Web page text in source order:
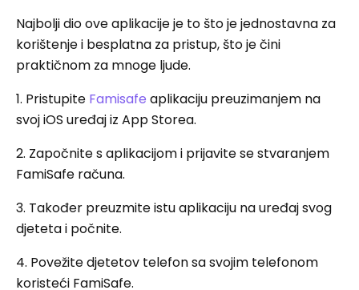
Najbolji dio ove aplikacije je to što je jednostavna za
korištenje i besplatna za pristup, što je čini
praktičnom za mnoge ljude.
1. Pristupite Famisafe aplikaciju preuzimanjem na
svoj iOS uređaj iz App Storea.
2. Započnite s aplikacijom i prijavite se stvaranjem
FamiSafe računa.
3. Također preuzmite istu aplikaciju na uređaj svog
djeteta i počnite.
4. Povežite djetetov telefon sa svojim telefonom
koristeći FamiSafe.